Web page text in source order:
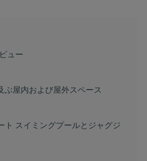
ュー
ぶ屋内および屋外スペース
ト スイミングプールとジャグジ